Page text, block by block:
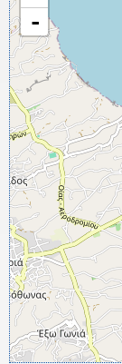
-